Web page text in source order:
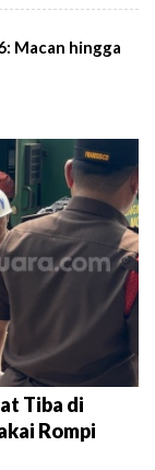
Macan hingga
Tiba di
Rompi